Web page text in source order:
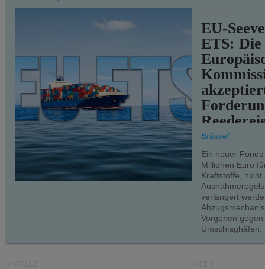
EU-
ETS: Die
teilweise.
Brüssel
Ein neuer
Millionen Euro
Kraftstoffe, nicht
verlängert
Vorgehen
Umschlaghäfen.